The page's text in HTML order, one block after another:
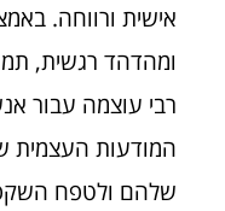
אישית ורווחה.
ומהדהד רגשית,
רבי עוצמה עבור
המודעות העצמית
שלהם ולטפח